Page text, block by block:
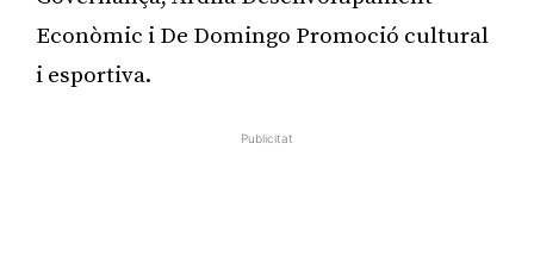
Econòmic i De Domingo Promoció cultural
i esportiva.
Publicitat